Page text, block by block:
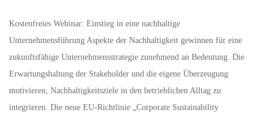
Kostenfreies Webinar: Einstieg in eine nachhaltige
Unternehmensführung Aspekte der Nachhaltigkeit gewinnen für eine
zukunftsfähige Unternehmensstrategie zunehmend an Bedeutung. Die
Erwartungshaltung der Stakeholder und die eigene Überzeugung
motivieren, Nachhaltigkeitsziele in den betrieblichen Alltag zu
integrieren. Die neue EU-Richtlinie „Corporate Sustainability